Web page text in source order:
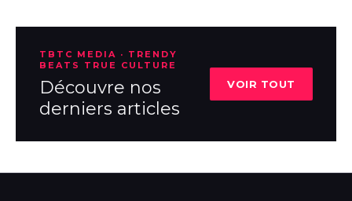
TBTC MEDIA · TRENDY
BEATS TRUE CULTURE
Découvre nos
derniers articles
VOIR TOUT